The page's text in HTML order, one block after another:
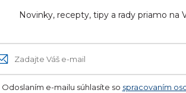
Novinky, recepty, tipy a rady priamo na
Odoslaním e-mailu súhlasíte so spracovaním